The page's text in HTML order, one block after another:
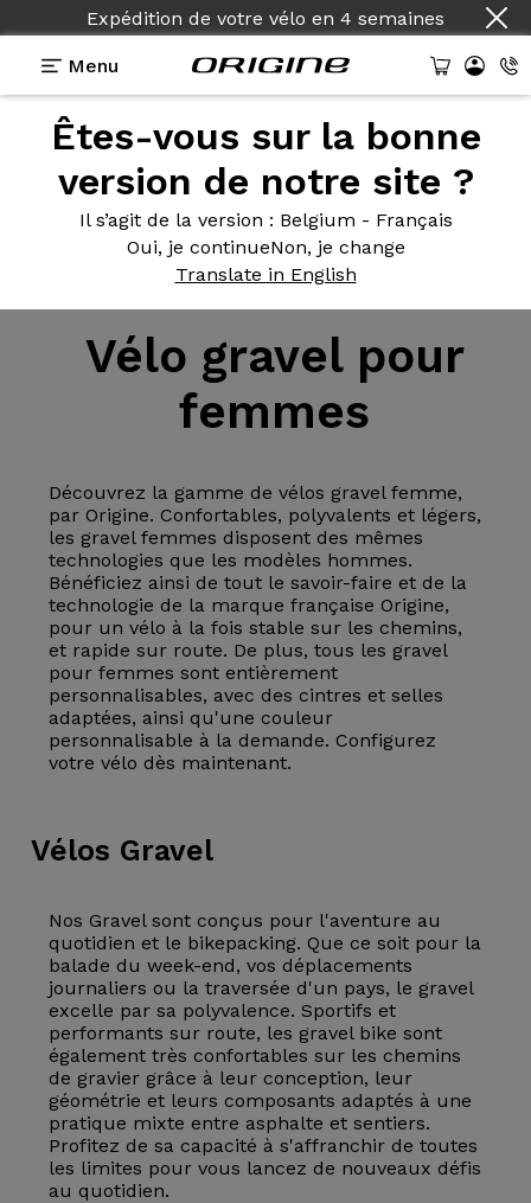
Expédition de votre vélo en 4 semaines
Menu
Êtes-vous sur la bonne
version de notre site ?
Il s’agit de la version : Belgium - Français
Oui, je continueNon, je change
Translate in English
Gravel
Vélo gravelpour
femmes
Découvrez la gamme de vélos gravel femme,
par Origine. Confortables, polyvalents et légers,
les gravel femmes disposent des mêmes
technologies que les modèles hommes.
Bénéficiez ainsi de tout le savoir-faire et de la
technologie de la marque française Origine,
pour un vélo à la fois stable sur les chemins,
et rapide sur route. De plus, tous les gravel
pour femmes sont entièrement
personnalisables, avec des cintres et selles
adaptées, ainsi qu'une couleur
personnalisable à la demande. Configurez
votre vélo dès maintenant.
Vélos Gravel
Nos Gravel sont conçus pour l'aventure au
quotidien et le bikepacking. Que ce soit pour la
balade du week-end, vos déplacements
journaliers ou la traversée d'un pays, le gravel
excelle par sa polyvalence. Sportifs et
performants sur route, les gravel bike sont
également très confortables sur les chemins
de gravier grâce à leur conception, leur
géométrie et leurs composants adaptés à une
pratique mixte entre asphalte et sentiers.
Profitez de sa capacité à s'affranchir de toutes
les limites pour vous lancez de nouveaux défis
au quotidien.